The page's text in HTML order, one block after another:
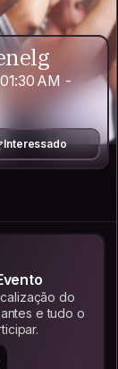
AM -
Interessado
do
e tudo o